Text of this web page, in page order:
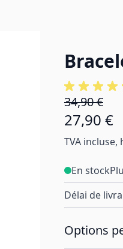
34,90 €
27,90 €
TVA
En stock
Délai de
Options